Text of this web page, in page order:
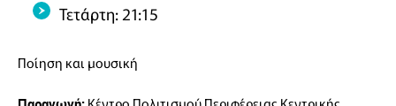
Τετάρτη: 21:15
Ποίηση και μουσική